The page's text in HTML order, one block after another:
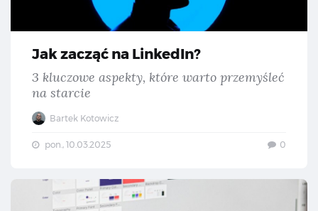
Jak zacząć na LinkedIn?
3 kluczowe aspekty, które warto przemyśleć
na starcie
Bartek Kotowicz
pon., 10.03.2025 0